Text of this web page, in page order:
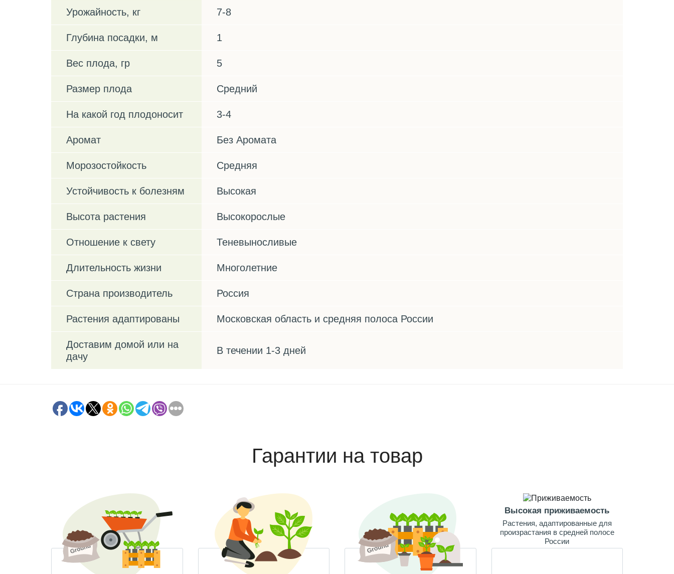
Урожайность, кг 7-8
Глубина посадки, м 1
Вес плода, гр 5
Размер плода Средний
На какой год плодоносит 3-4
Аромат Без Аромата
Морозостойкость Средняя
Устойчивость к болезням Высокая
Высота растения Высокорослые
Отношение к свету Теневыносливые
Длительность жизни Многолетние
Страна производитель Россия
Растения адаптированы Московская область и средняя полоса России
Доставим домой или на
дачу
В течении 1-3 дней
Гарантии на товар
Высокая приживаемость
Растения, адаптированные для
произрастания в средней полосе
России